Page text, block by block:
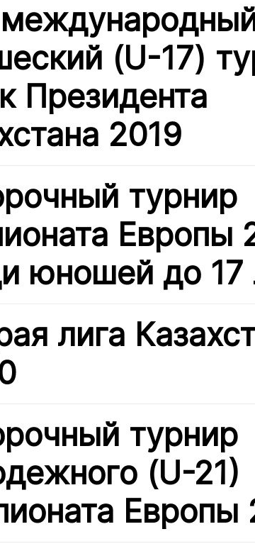
(U-17)
Президента
2019
турнир
Европы
юношей до 17
лига
турнир
(U-21)
Европы